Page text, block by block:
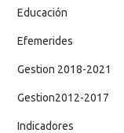
Educación
Efemerides
Gestion 2018-2021
Gestion2012-2017
Indicadores